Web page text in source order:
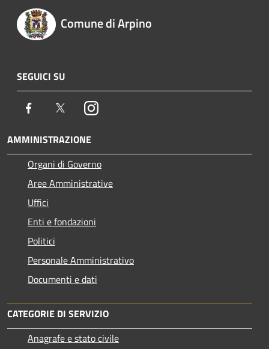
Comune di Arpino
SEGUICI SU
Facebook TwitterInstagram
AMMINISTRAZIONE
Organi di Governo
Aree Amministrative
Uffici
Enti e fondazioni
Politici
Personale Amministrativo
Documenti e dati
CATEGORIE DI SERVIZIO
Anagrafe e stato civile